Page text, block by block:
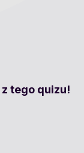
tego quizu!